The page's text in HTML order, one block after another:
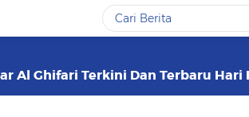
Al Ghifari Terkini Dan Terbaru Hari